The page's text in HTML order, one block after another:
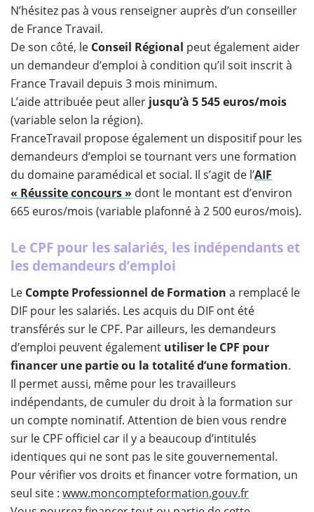
N’hésitez pas à vous renseigner auprès d’un conseiller
de France Travail.
De son côté, le Conseil Régional peut également aider
un demandeur d’emploi à condition qu’il soit inscrit à
France Travail depuis 3 mois minimum.
L’aide attribuée peut aller jusqu’à 5 545 euros/mois
(variable selon la région).
FranceTravail propose également un dispositif pour les
demandeurs d’emploi se tournant vers une formation
du domaine paramédical et social. Il s’agit de l’AIF
« Réussite concours » dont le montant est d’environ
665 euros/mois (variable plafonné à 2 500 euros/mois).
Le CPF pour les salariés, les indépendants et
les demandeurs d’emploi
Le Compte Professionnel de Formation a remplacé le
DIF pour les salariés. Les acquis du DIF ont été
transférés sur le CPF. Par ailleurs, les demandeurs
d’emploi peuvent également utiliser le CPF pour
financer une partie ou la totalité d’une formation.
Il permet aussi, même pour les travailleurs
indépendants, de cumuler du droit à la formation sur
un compte nominatif. Attention de bien vous rendre
sur le CPF officiel car il y a beaucoup d’intitulés
identiques qui ne sont pas le site gouvernemental.
Pour vérifier vos droits et financer votre formation, un
seul site : www.moncompteformation.gouv.fr